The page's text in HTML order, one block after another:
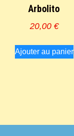
Arbolito
20,00 €
Ajouter au panier